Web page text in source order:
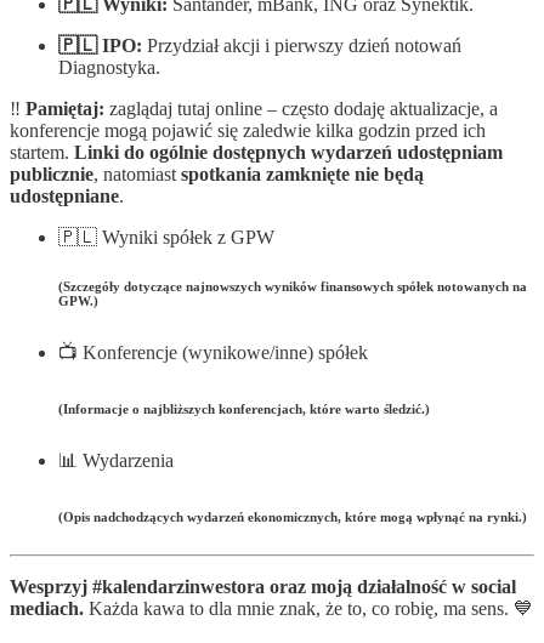
🇵🇱 Wyniki: Santander, mBank, ING oraz Synektik.
🇵🇱 IPO: Przydział akcji i pierwszy dzień notowań
Diagnostyka.
‼️ Pamiętaj: zaglądaj tutaj online – często dodaję aktualizacje, a
konferencje mogą pojawić się zaledwie kilka godzin przed ich
startem. Linki do ogólnie dostępnych wydarzeń udostępniam
publicznie, natomiastspotkania zamknięte nie będą
udostępniane.
🇵🇱 Wyniki spółek z GPW
(Szczegóły dotyczące najnowszych wyników finansowych spółek notowanych na
GPW.)
📺 Konferencje (wynikowe/inne) spółek
(Informacje o najbliższych konferencjach, które warto śledzić.)
📊 Wydarzenia
(Opis nadchodzących wydarzeń ekonomicznych, które mogą wpłynąć na rynki.)
Wesprzyj #kalendarzinwestora oraz moją działalność w social
mediach. Każda kawa to dla mnie znak, że to, co robię, ma sens. 💙